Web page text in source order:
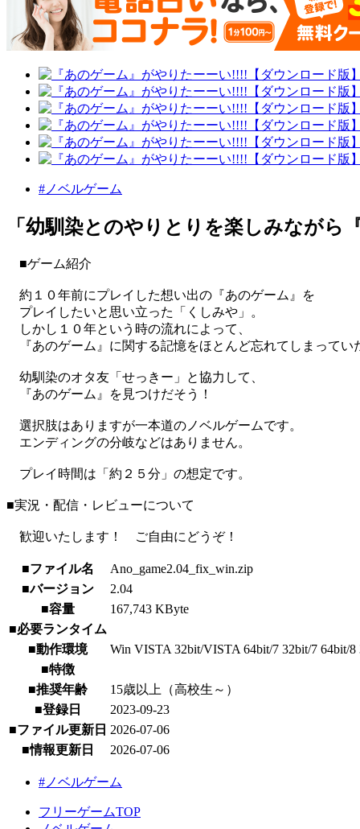
#ノベルゲーム
「幼馴染とのやりとりを楽しみながら
■ゲーム紹介
約１０年前にプレイした想い出の『あのゲーム』を
プレイしたいと思い立った「くしみや」。
しかし１０年という時の流れによって、
『あのゲーム』に関する記憶をほとんど忘れてしまってい
幼馴染のオタ友「せっきー」と協力して、
『あのゲーム』を見つけだそう！
選択肢はありますが一本道のノベルゲームです。
エンディングの分岐などはありません。
プレイ時間は「約２５分」の想定です。
■実況・配信・レビューについて
歓迎いたします！ ご自由にどうぞ！
■ファイル名
Ano_game2.04_fix_win.zip
■バージョン
2.04
■容量
167,743 KByte
■必要ランタイム
■動作環境
Win VISTA 32bit/VISTA 64bit/7 32bit/7 64bit/8
■特徴
■推奨年齢
15歳以上（高校生～）
■登録日
2023-09-23
■ファイル更新日 2026-07-06
■情報更新日
2026-07-06
#ノベルゲーム
フリーゲームTOP